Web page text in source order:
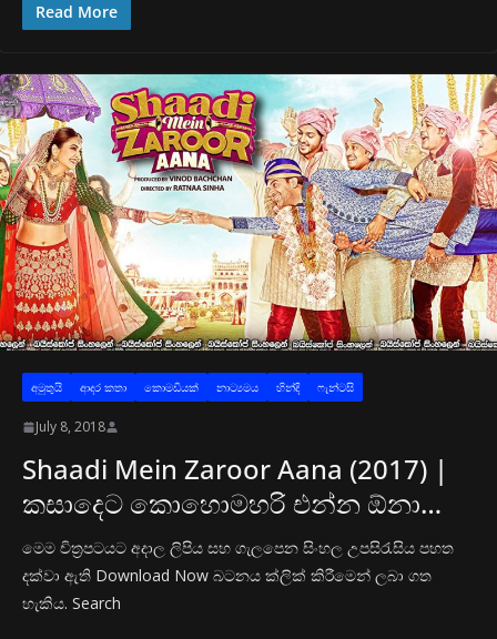
Read More
අමුතුයි ආද‍ර කතා කොමඩියක් නාට්‍යමය හින්දි ෆැන්ටසි
July 8, 2018
Shaadi Mein Zaroor Aana (2017) |
කසාදෙට කොහොමහරි එන්න ඕනා…
මෙම චිත්‍රපටයට අදාල ලිපිය සහ ගැලපෙන සිංහල උපසිරැසිය පහත
දක්වා ඇති Download Now බටනය ක්ලික් කිරීමෙන් ලබා ගත
හැකිය. Search